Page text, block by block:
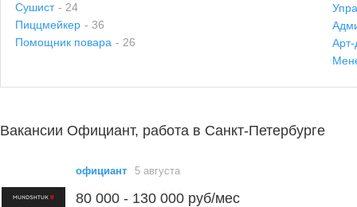
Сушист - 24
Пиццмейкер - 36
Помощник повара - 26
Арт-
Вакансии Официант, работа в Санкт-Петербурге
официант 5 августа
80 000 - 130 000 руб/мес